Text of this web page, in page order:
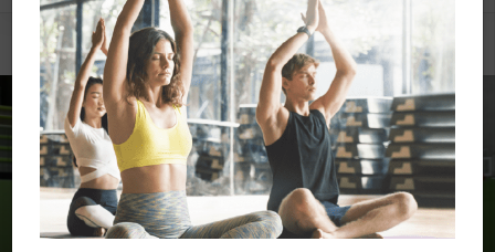
TGkids Übersicht Ninja Parcouring